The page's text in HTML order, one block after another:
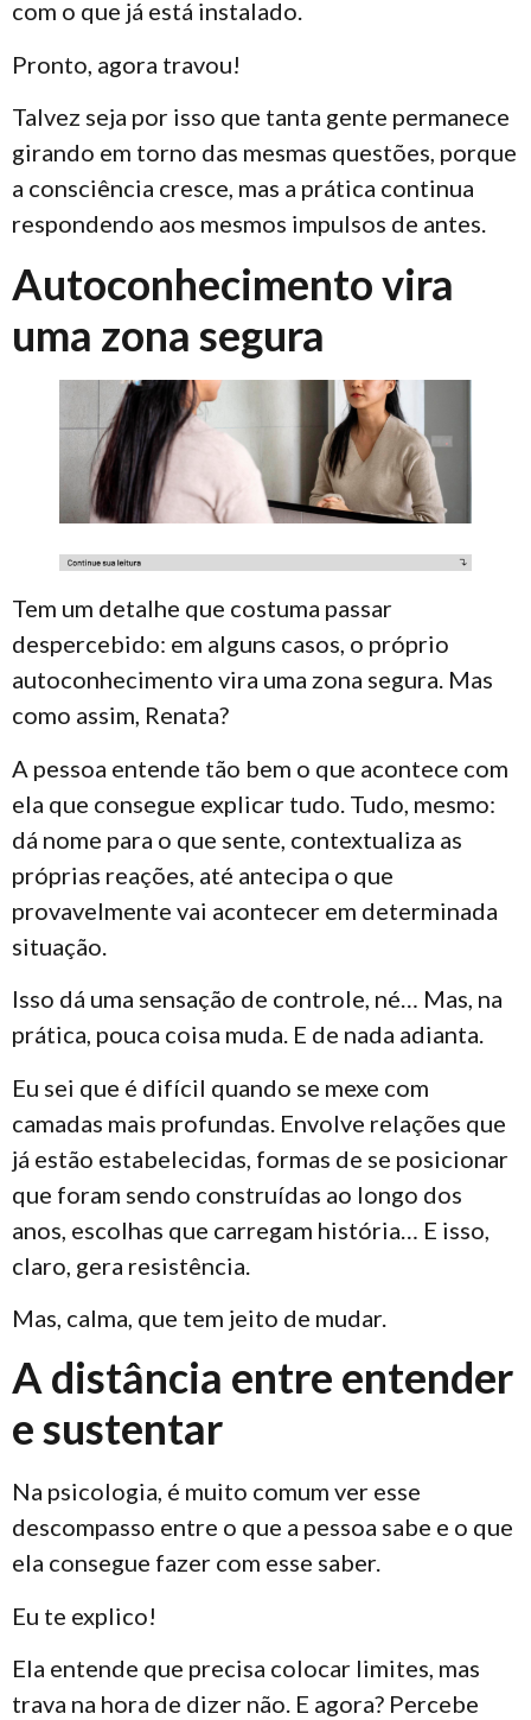
com o que já está instalado.
Pronto, agora travou!
Talvez seja por isso que tanta gente permanece
girando em torno das mesmas questões, porque
a consciência cresce, mas a prática continua
respondendo aos mesmos impulsos de antes.
Autoconhecimento vira
uma zona segura
Tem um detalhe que costuma passar
despercebido: em alguns casos, o próprio
autoconhecimento vira uma zona segura. Mas
como assim, Renata?
A pessoa entende tão bem o que acontece com
ela que consegue explicar tudo. Tudo, mesmo:
dá nome para o que sente, contextualiza as
próprias reações, até antecipa o que
provavelmente vai acontecer em determinada
situação.
Isso dá uma sensação de controle, né… Mas, na
prática, pouca coisa muda. E de nada adianta.
Eu sei que é difícil quando se mexe com
camadas mais profundas. Envolve relações que
já estão estabelecidas, formas de se posicionar
que foram sendo construídas ao longo dos
anos, escolhas que carregam história… E isso,
claro, gera resistência.
Mas, calma, que tem jeito de mudar.
A distância entre entender
e sustentar
Na psicologia, é muito comum ver esse
descompasso entre o que a pessoa sabe e o que
ela consegue fazer com esse saber.
Eu te explico!
Ela entende que precisa colocar limites, mas
trava na hora de dizer não. E agora? Percebe